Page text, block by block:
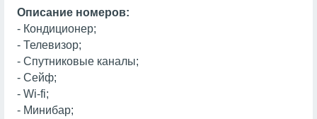
Описание номеров:
- Кондиционер;
- Телевизор;
- Спутниковые каналы;
- Сейф;
- Wi-fi;
- Минибар;